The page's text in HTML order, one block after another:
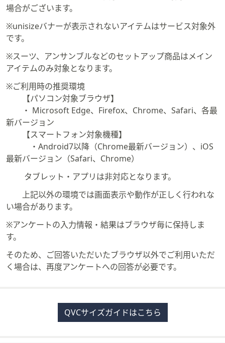
場合がございます。
※unisizeバナーが表示されないアイテムはサービス対象外
です。
※スーツ、アンサンブルなどのセットアップ商品はメイン
アイテムのみ対象となります。
※ご利用時の推奨環境
【パソコン対象ブラウザ】
・ Microsoft Edge、Firefox、Chrome、Safari、各最
新バージョン
【スマートフォン対象機種】
・Android7以降（Chrome最新バージョン）、iOS
最新バージョン（Safari、Chrome）
タブレット・アプリは非対応となります。
上記以外の環境では画面表示や動作が正しく行われな
い場合があります。
※アンケートの入力情報・結果はブラウザ毎に保持しま
す。
そのため、ご回答いただいたブラウザ以外でご利用いただ
く場合は、再度アンケートへの回答が必要です。
QVCサイズガイドはこちら